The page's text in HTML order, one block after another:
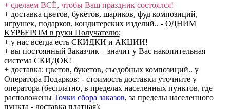
+ сделаем ВСЁ, чтобы Ваш праздник состоялся!
+ доставка цветов, букетов, шариков, фуд композиций,
игрушек, подарков, кондитерских изделий.. - ОДНИМ
КУРЬЕРОМ в руки Получателю;
+ у нас всегда есть СКИДКИ и АКЦИИ!
+ вы постоянный Заказчик – значит у Вас накопительная
система СКИДОК!
+ доставка: цветов, букетов, съедобных композиций.. у
Оператора Подарков: - стоимость доставки уточните у
оператора (бесплатно, в пределах населенных пунктов, где
расположены Точки сбора заказов, за пределы населенного
пункта - доставка платная);